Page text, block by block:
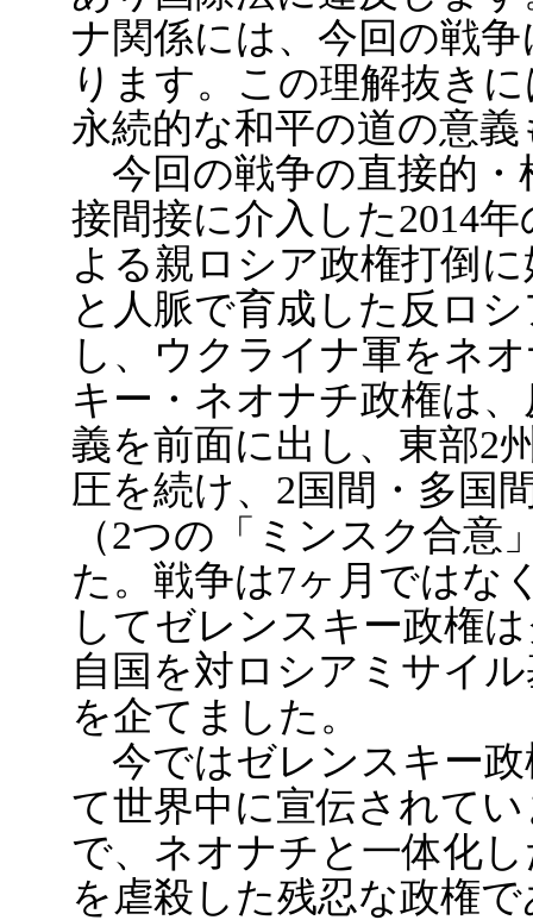
ナ関係には、今回の戦
ります。この理解抜き
永続的な和平の道の意
今回の戦争の直接的・
接間接に介入した2014
よる親ロシア政権打倒
と人脈で育成した反ロ
し、ウクライナ軍をネ
キー・ネオナチ政権は
義を前面に出し、東部2
圧を続け、2国間・多国
（2つの「ミンスク合
た。戦争は7ヶ月ではな
してゼレンスキー政権
自国を対ロシアミサイ
を企てました。
今ではゼレンスキー政
て世界中に宣伝されて
で、ネオナチと一体化
を虐殺した残忍な政権